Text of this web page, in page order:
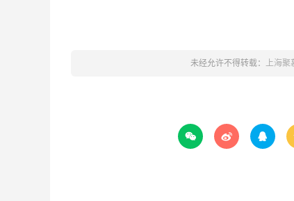
未经允许不得转载： 上海聚
  